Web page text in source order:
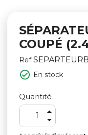
COUPÉ
Ref
 En stock
Quantité

